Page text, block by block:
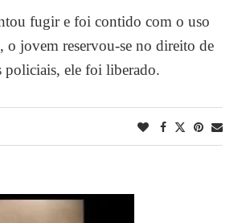
fugir e foi contido com o uso
o jovem reservou-se no direito de
policiais, ele foi liberado.